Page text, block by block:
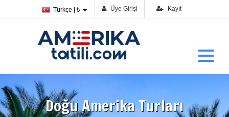
Türkçe | ₺ Üye Girişi Kayıt
Doğu Amerika Turları